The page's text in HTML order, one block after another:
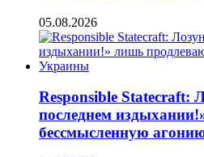
05.08.2026
Responsible Statecraft:
последнем
бессмысленную